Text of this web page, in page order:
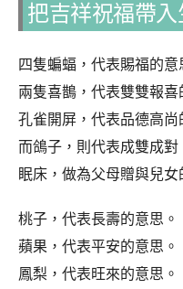
把吉祥祝福帶入
四隻蝙蝠，代表賜福的意
兩隻喜鵲，代表雙雙報喜
孔雀開屏，代表品德高尚
而鴿子，則代表成雙成
眠床，做為父母贈與兒女
桃子，代表長壽的意思。
蘋果，代表平安的意思。
鳳梨，代表旺來的意思。